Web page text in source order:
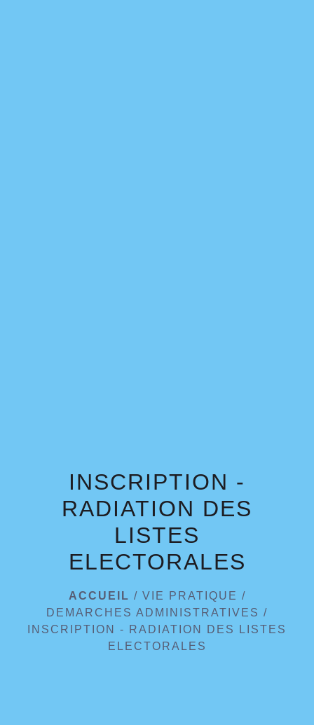
INSCRIPTION -
RADIATION DES
LISTES
ELECTORALES
ACCUEIL / VIE PRATIQUE /
DEMARCHES ADMINISTRATIVES /
INSCRIPTION - RADIATION DES LISTES
ELECTORALES